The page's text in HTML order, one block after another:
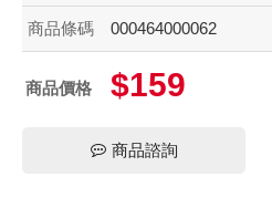
商品條碼 000464000062
商品價格 $159
商品諮詢